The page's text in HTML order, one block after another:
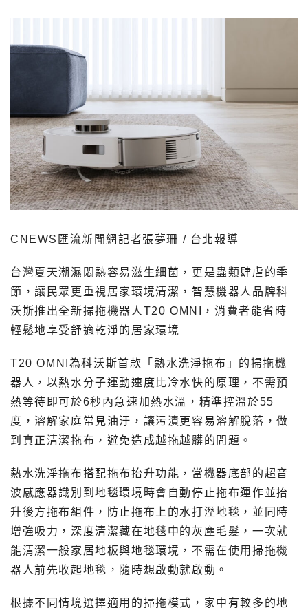
CNEWS匯流新聞網記者張夢珊 / 台北報導
台灣夏天潮濕悶熱容易滋生細菌，更是蟲類肆虐的季
節，讓民眾更重視居家環境清潔，智慧機器人品牌科
沃斯推出全新掃拖機器人T20 OMNI，消費者能省時
輕鬆地享受舒適乾淨的居家環境
T20 OMNI為科沃斯首款「熱水洗淨拖布」的掃拖機
器人，以熱水分子運動速度比冷水快的原理，不需預
熱等待即可於6秒內急速加熱水溫，精準控溫於55
度，溶解家庭常見油汙，讓污漬更容易溶解脫落，做
到真正清潔拖布，避免造成越拖越髒的問題。
熱水洗淨拖布搭配拖布抬升功能，當機器底部的超音
波感應器識別到地毯環境時會自動停止拖布運作並抬
升後方拖布組件，防止拖布上的水打溼地毯，並同時
增強吸力，深度清潔藏在地毯中的灰塵毛髮，一次就
能清潔一般家居地板與地毯環境，不需在使用掃拖機
器人前先收起地毯，隨時想啟動就啟動。
根據不同情境選擇適用的掃拖模式，家中有較多的地